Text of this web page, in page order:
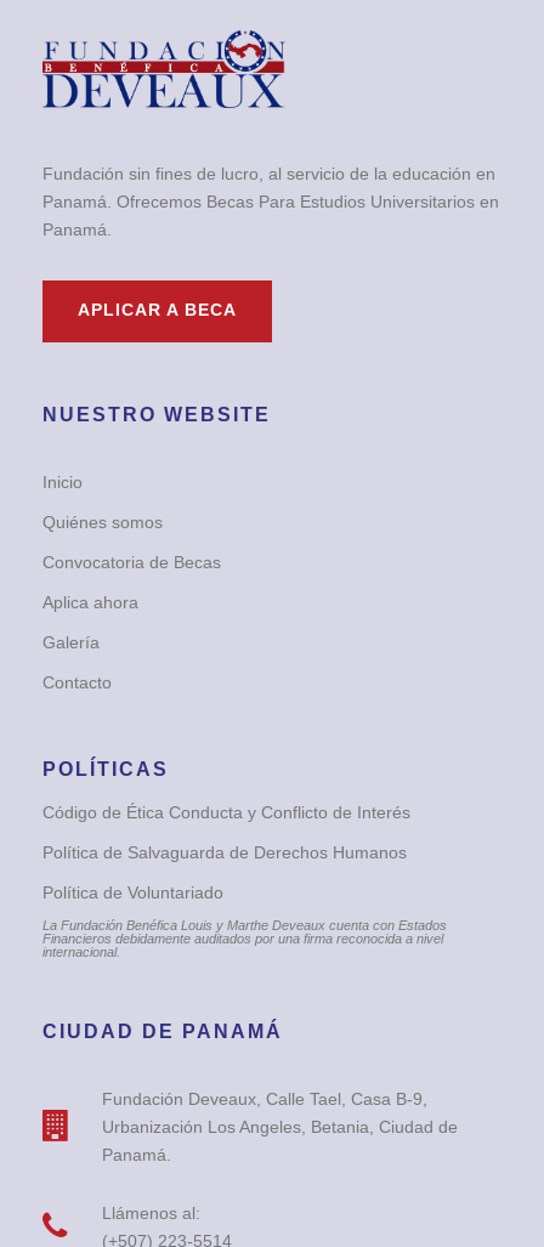
Fundación sin fines de lucro, al servicio de la educación en
Panamá. Ofrecemos Becas Para Estudios Universitarios en
Panamá.
APLICAR A BECA
NUESTRO WEBSITE
Inicio
Quiénes somos
Convocatoria de Becas
Aplica ahora
Galería
Contacto
POLÍTICAS
Código de Ética Conducta y Conflicto de Interés
Política de Salvaguarda de Derechos Humanos
Política de Voluntariado
La Fundación Benéfica Louis y Marthe Deveaux cuenta con Estados
Financieros debidamente auditados por una firma reconocida a nivel
internacional.
CIUDAD DE PANAMÁ
Fundación Deveaux, Calle Tael, Casa B-9,
Urbanización Los Angeles, Betania, Ciudad de
Panamá.
Llámenos al:
(+507) 223-5514